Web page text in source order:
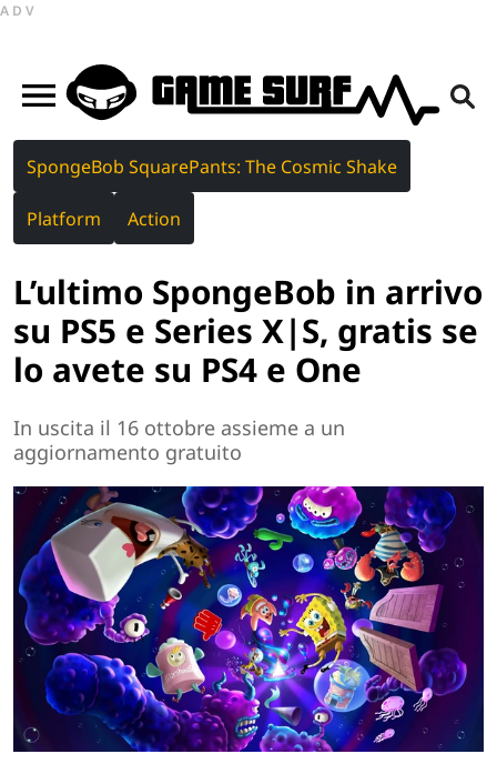
ADV
SpongeBob SquarePants: The Cosmic Shake
Platform Action
L’ultimo SpongeBob in arrivo
su PS5 e Series X|S, gratis se
lo avete su PS4 e One
In uscita il 16 ottobre assieme a un
aggiornamento gratuito